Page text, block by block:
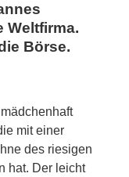
Weltfirma.
Börse.
mit einer
des riesigen
hat. Der leicht